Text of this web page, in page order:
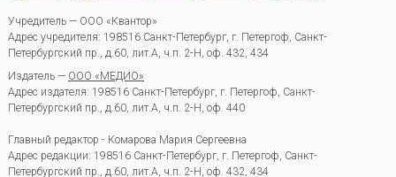
Учредитель — ООО «Квантор»
Адрес учредителя: 198516 Санкт-Петербург, г. Петергоф, Санкт-
Петербургский пр., д.60, лит.А, ч.п. 2-Н, оф. 432, 434
Издатель — ООО «МЕДИО»
Адрес издателя: 198516 Санкт-Петербург, г. Петергоф, Санкт-
Петербургский пр., д.60, лит.А, ч.п. 2-Н, оф. 440
Главный редактор - Комарова Мария Сергеевна
Адрес редакции: 198516 Санкт-Петербург, г. Петергоф Санкт-
Петербургский пр., д.60, лит.А, ч.п. 2-Н, оф. 432, 434